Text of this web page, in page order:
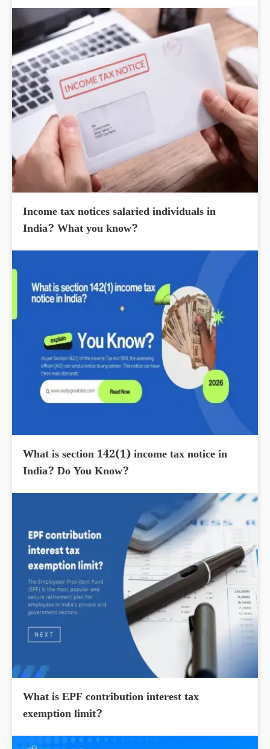
Income tax notices salaried individuals in
India? What you know?
What is section 142(1) income tax notice in
India? Do You Know?
What is EPF contribution interest tax
exemption limit?